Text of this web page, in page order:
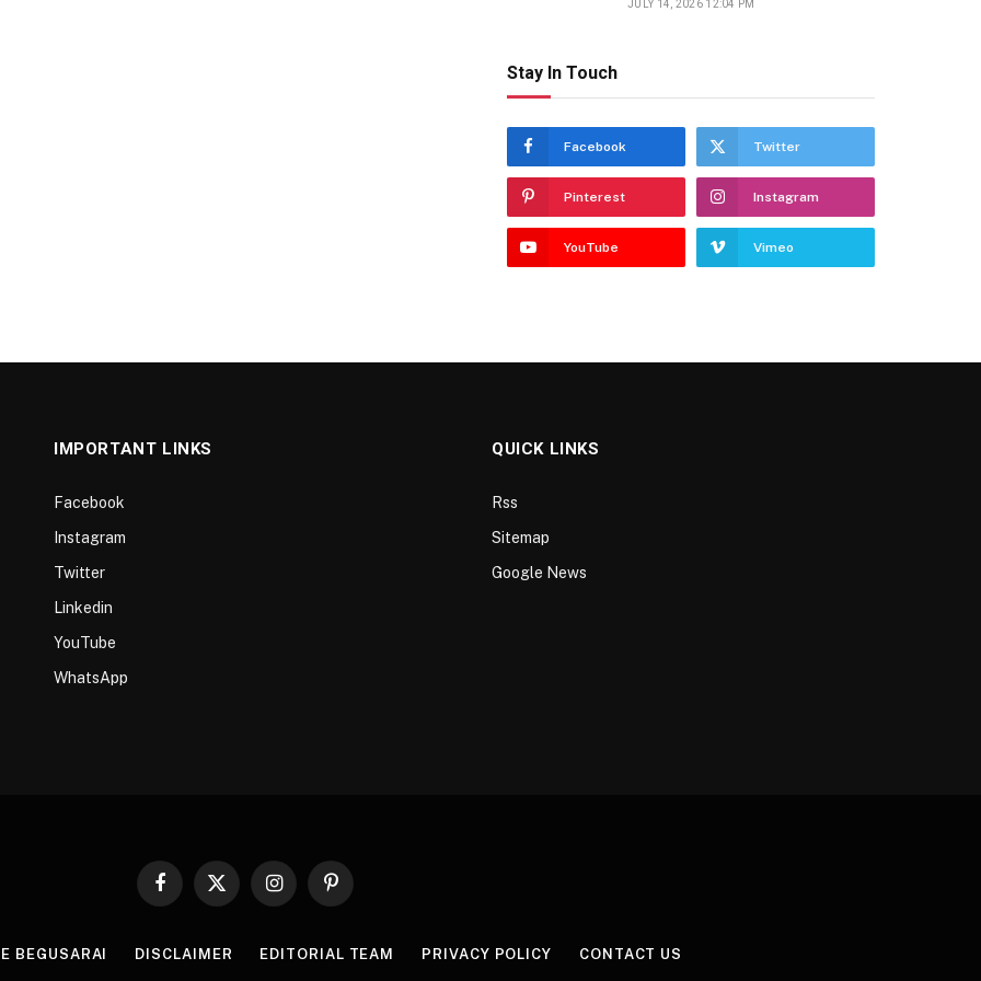
JULY 14, 2026 12:04 PM
Stay In Touch
Facebook Twitter
Pinterest Instagram
YouTube Vimeo
IMPORTANT LINKS
Facebook
Instagram
Twitter
Linkedin
YouTube
WhatsApp
QUICK LINKS
Rss
Sitemap
Google News
Facebook
X
InstagramPinterest
BEGUSARAI DISCLAIMER EDITORIAL TEAM PRIVACY POLICY CONTACT US